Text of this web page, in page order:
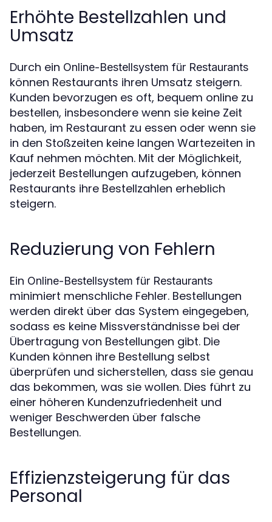
Erhöhte Bestellzahlen und
Umsatz
Durch ein Online-Bestellsystem für Restaurants
können Restaurants ihren Umsatz steigern.
Kunden bevorzugen es oft, bequem online zu
bestellen, insbesondere wenn sie keine Zeit
haben, im Restaurant zu essen oder wenn sie
in den Stoßzeiten keine langen Wartezeiten in
Kauf nehmen möchten. Mit der Möglichkeit,
jederzeit Bestellungen aufzugeben, können
Restaurants ihre Bestellzahlen erheblich
steigern.
Reduzierung von Fehlern
Ein Online-Bestellsystem für Restaurants
minimiert menschliche Fehler. Bestellungen
werden direkt über das System eingegeben,
sodass es keine Missverständnisse bei der
Übertragung von Bestellungen gibt. Die
Kunden können ihre Bestellung selbst
überprüfen und sicherstellen, dass sie genau
das bekommen, was sie wollen. Dies führt zu
einer höheren Kundenzufriedenheit und
weniger Beschwerden über falsche
Bestellungen.
Effizienzsteigerung für das
Personal